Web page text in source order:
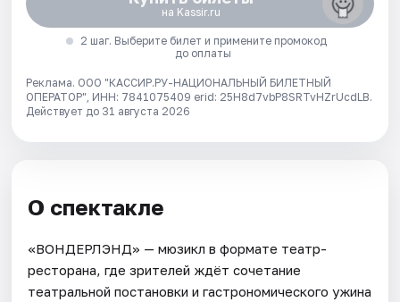
на Kassir.ru
2 шаг. Выберите билет и примените промокод
до оплаты
Реклама. ООО "КАССИР.РУ-НАЦИОНАЛЬНЫЙ БИЛЕТНЫЙ
ОПЕРАТОР", ИНН: 7841075409 erid: 25H8d7vbP8SRTvHZrUcdLB.
Действует до 31 августа 2026
О спектакле
«ВОНДЕРЛЭНД» — мюзикл в формате театр-
ресторана, где зрителей ждёт сочетание
театральной постановки и гастрономического ужина